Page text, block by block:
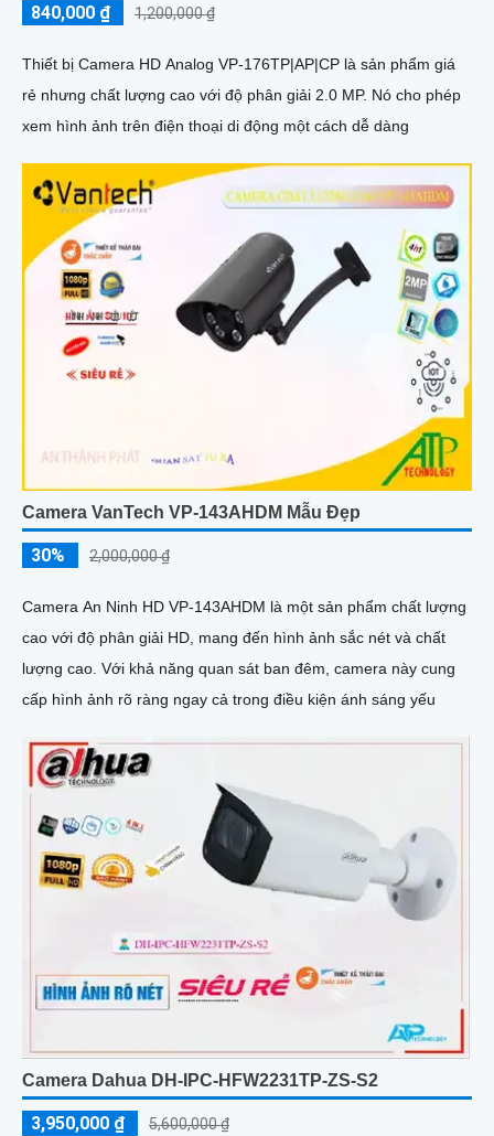
840,000 ₫ 1,200,000 ₫
Thiết bị Camera HD Analog VP-176TP|AP|CP là sản phẩm giá
rẻ nhưng chất lượng cao với độ phân giải 2.0 MP. Nó cho phép
xem hình ảnh trên điện thoại di động một cách dễ dàng
Camera VanTech VP-143AHDM Mẫu Đẹp
30% 2,000,000 ₫
Camera An Ninh HD VP-143AHDM là một sản phẩm chất lượng
cao với độ phân giải HD, mang đến hình ảnh sắc nét và chất
lượng cao. Với khả năng quan sát ban đêm, camera này cung
cấp hình ảnh rõ ràng ngay cả trong điều kiện ánh sáng yếu
Camera Dahua DH-IPC-HFW2231TP-ZS-S2
3,950,000 ₫ 5,600,000 ₫